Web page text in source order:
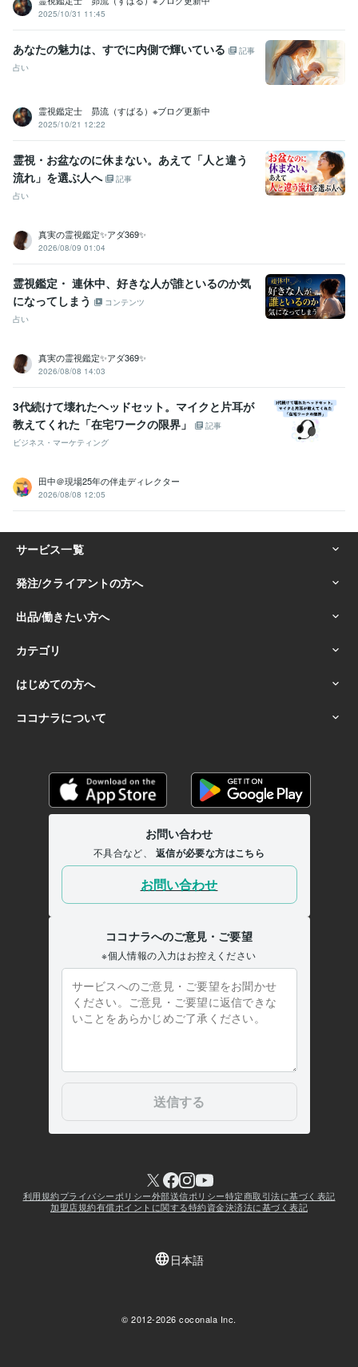
2025/10/31 11:45
あなたの魅力は、すでに内側で輝いている
記事
占い
霊視鑑定士 昴流（すばる）※ブログ更新中
2025/10/21 12:22
霊視・お盆なのに休まない。あえて「人と違う
流れ」を選ぶ人へ
記事
占い
真実の霊視鑑定✨アダ369✨
2026/08/09 01:04
霊視鑑定・ 連休中、好きな人が誰といるのか気
になってしまう
コンテンツ
占い
真実の霊視鑑定✨アダ369✨
2026/08/08 14:03
3代続けて壊れたヘッドセット。マイクと片耳が
教えてくれた「在宅ワークの限界」
記事
ビジネス・マーケティング
田中＠現場25年の伴走ディレクター
2026/08/08 12:05